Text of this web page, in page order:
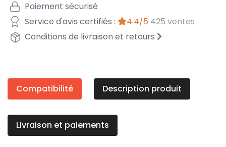
Paiement sécurisé
Service d'avis certifiés :
4.4/5 425 ventes
Conditions de livraison et retours
Compatibilité Description produit
Livraison et paiements